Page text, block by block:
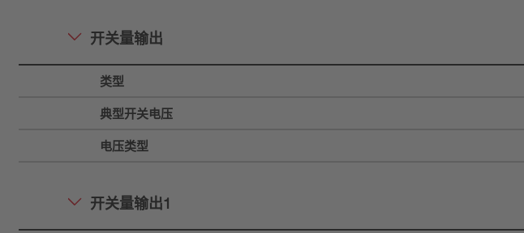
开关量输出
类型
典型开关电压
电压类型
开关量输出1